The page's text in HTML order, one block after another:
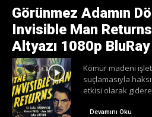
Görünmez Adamın
Invisible Man
Altyazı 1080p BluRay
Kömür madeni
suçlamasıyla
etkisi olarak
Devamını Oku